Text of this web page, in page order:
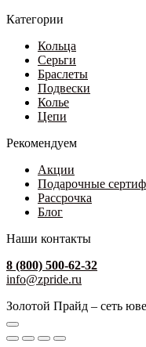
Категории
Кольца
Серьги
Браслеты
Подвески
Колье
Цепи
Рекомендуем
Акции
Подарочные
Рассрочка
Блог
Наши контакты
8 (800) 500-62-32
info@zpride.ru
Золотой Прайд – сеть